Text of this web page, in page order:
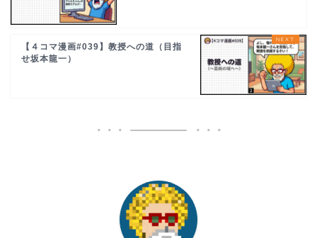
【４コマ漫画#039】教授への道（目指
せ坂本龍一）